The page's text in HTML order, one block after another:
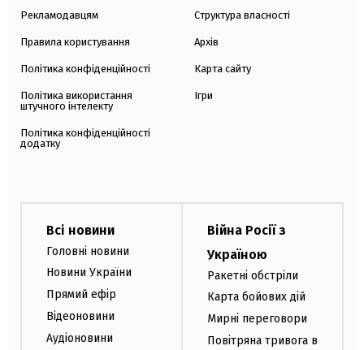
Рекламодавцям
Правила користування
Політика конфіденційності
Політика використання
штучного інтелекту
Політика конфіденційності
додатку
Структура власності
Архів
Карта сайту
Ігри
Всі новини
Головні новини
Новини України
Прямий ефір
Відеоновини
Аудіоновини
Війна Росії з
Україною
Ракетні обстріли
Карта бойових дій
Мирні переговори
Повітряна тривога в